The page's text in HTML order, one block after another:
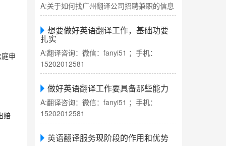
申
赔
A:关于如何找广州翻译公司招聘兼职的信息
想要做好英语翻译工作，基础功要
扎实
A:翻译咨询：微信：fanyi51 ；手机：
15202012581
做好英语翻译工作要具备那些能力
A:翻译咨询：微信：fanyi51 ；手机：
15202012581
英语翻译服务现阶段的作用和优势